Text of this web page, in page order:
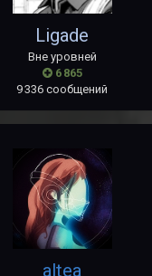
Ligade
Вне уровней
6 865
9 336 сообщений
altea